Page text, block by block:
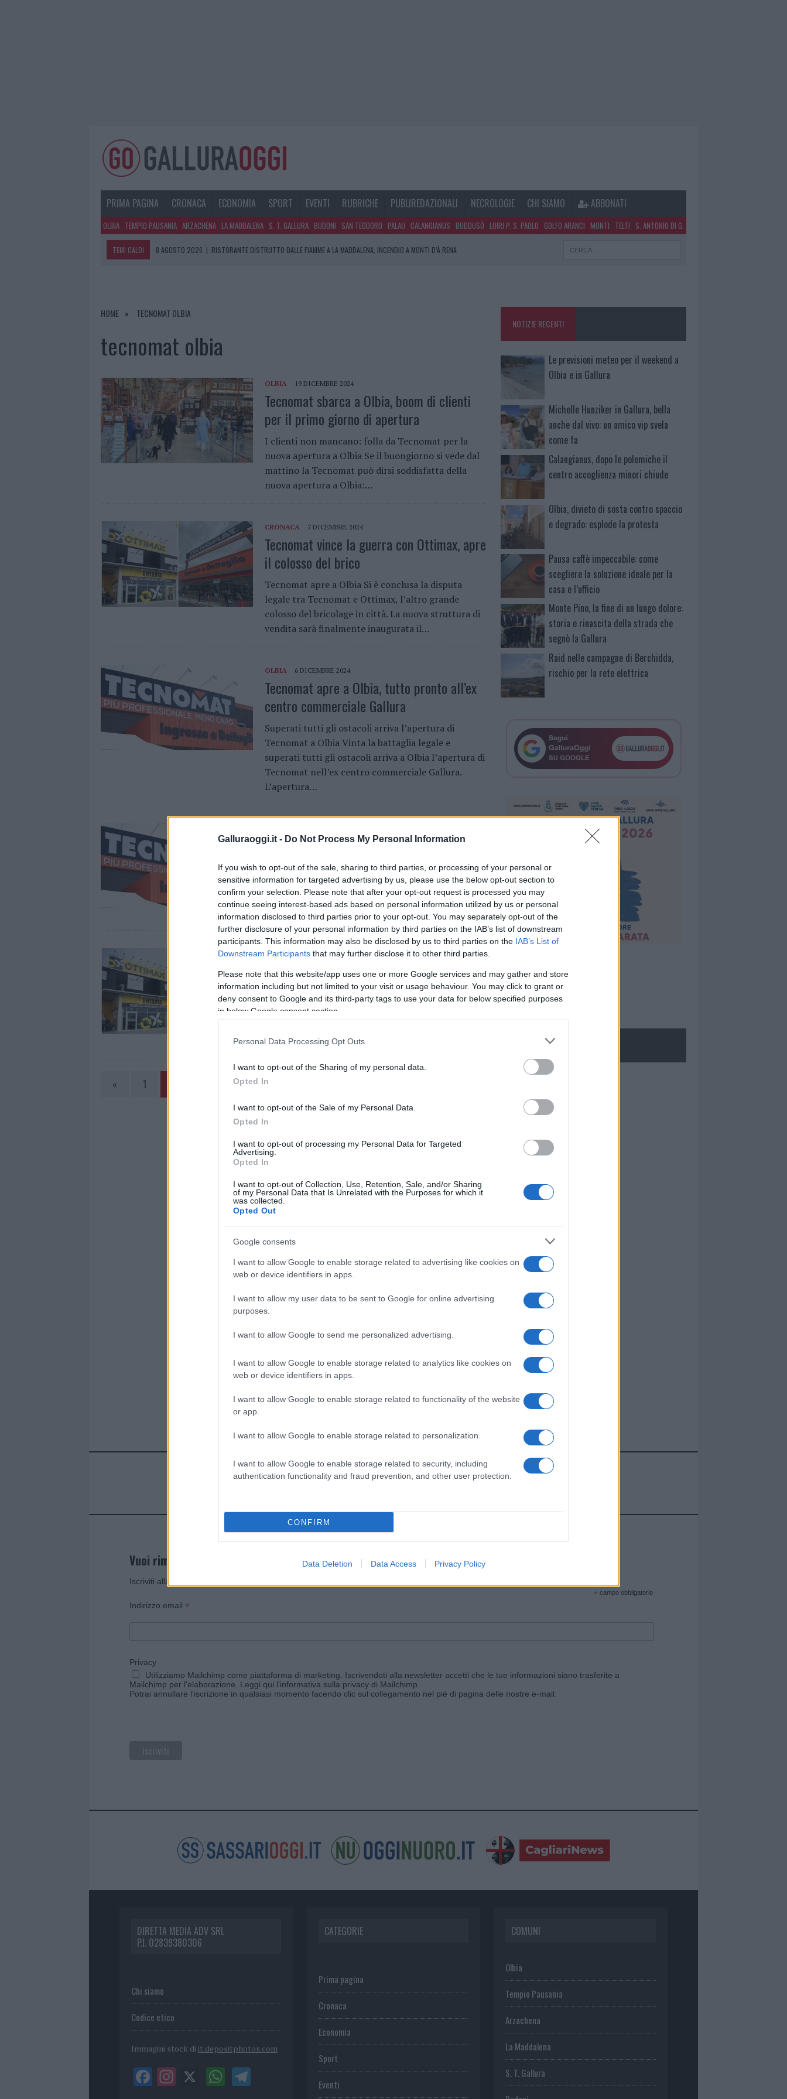
Galluraoggi.it - Do Not Process My Personal Information
If you wish to opt-out of the sale, sharing to third parties, or processing of your personal or
sensitive information for targeted advertising by us, please use the below opt-out section to
confirm your selection. Please note that after your opt-out request is processed you may
continue seeing interest-based ads based on personal information utilized by us or personal
information disclosed to third parties prior to your opt-out. You may separately opt-out of the
further disclosure of your personal information by third parties on the IAB’s list of downstream
participants. This information may also be disclosed by us to third parties on the IAB’s List of
Downstream Participants that may further disclose it to other third parties.
Please note that this website/app uses one or more Google services and may gather and store
information including but not limited to your visit or usage behaviour. You may click to grant or
deny consent to Google and its third-party tags to use your data for below specified purposes
in below Google consent section.
Personal Data Processing Opt Outs
I want to opt-out of the Sharing of my personal data.
Opted In
I want to opt-out of the Sale of my Personal Data.
Opted In
I want to opt-out of processing my Personal Data for Targeted
Advertising.
Opted In
I want to opt-out of Collection, Use, Retention, Sale, and/or Sharing
of my Personal Data that Is Unrelated with the Purposes for which it
was collected.
Opted Out
Google consents
I want to allow Google to enable storage related to advertising like cookies on
web or device identifiers in apps.
I want to allow my user data to be sent to Google for online advertising
purposes.
I want to allow Google to send me personalized advertising.
I want to allow Google to enable storage related to analytics like cookies on
web or device identifiers in apps.
I want to allow Google to enable storage related to functionality of the website
or app.
I want to allow Google to enable storage related to personalization.
I want to allow Google to enable storage related to security, including
authentication functionality and fraud prevention, and other user protection.
CONFIRM
Data Deletion Data Access Privacy Policy
PRIMA PAGINA CRONACA ECONOMIA SPORT EVENTI RUBRICHE PUBLIREDAZIONALI NECROLOGIE CHI SIAMO ABBONATI
OLBIA TEMPIO PAUSANIA ARZACHENA LA MADDALENA S. T. GALLURA BUDONI SAN TEODORO PALAU CALANGIANUS BUDDUSÒ LOIRI P. S. PAOLO GOLFO ARANCI MONTI TELTI S. ANTONIO DI G.
TEMI CALDI 8 AGOSTO 2026 | RISTORANTE DISTRUTTO DALLE FIAMME A LA MADDALENA, INCENDIO A MONTI D’À RENA
7 AGOSTO 2026 | CALANGIANUS, DOPO LE POLEMICHE IL CENTRO ACCOGLIENZA MINORI CHIUDE
HOME TECNOMAT OLBIA
tecnomat olbia
OLBIA 19 DICEMBRE 2024
Tecnomat sbarca a Olbia, boom di clienti
per il primo giorno di apertura
I clienti non mancano: folla da Tecnomat per la
nuova apertura a Olbia Se il buongiorno si vede dal
mattino la Tecnomat può dirsi soddisfatta della
nuova apertura a Olbia:…
CRONACA 7 DICEMBRE 2024
Tecnomat vince la guerra con Ottimax, apre
il colosso del brico
Tecnomat apre a Olbia Si è conclusa la disputa
legale tra Tecnomat e Ottimax, l’altro grande
colosso del bricolage in città. La nuova struttura di
vendita sarà finalmente inaugurata il…
OLBIA 6 DICEMBRE 2024
Tecnomat apre a Olbia, tutto pronto all’ex
centro commerciale Gallura
Superati tutti gli ostacoli arriva l’apertura di
Tecnomat a Olbia Vinta la battaglia legale e
superati tutti gli ostacoli arriva a Olbia l’apertura di
Tecnomat nell’ex centro commerciale Gallura.
L’apertura…
Tecnomat apre a Olbia, al via le assunzioni
Assunzioni alla Tecnomat di Olbia. Tecnomat, con
l’apertura del nuovo negozio di Olbia, annuncia che
cominciano le assunzioni del personale che andrà a
lavorare nel punto vendita. L’azienda cerca varie…
CRONACA 21 GENNAIO 2024
Tecnomat riesce a sbarcare a Olbia, attesa
per i nuovi posti di lavoro
Non ci sono più ostacoli per l’apertura di Tecnomat
via libera a MD 2000 e a Bricoman Italia per la…
« 1
NOTIZIE RECENTI
Le previsioni meteo per il weekend a
Olbia e in Gallura
Michelle Hunziker in Gallura, bella
anche dal vivo: un amico vip svela
come fa
Calangianus, dopo le polemiche il
centro accoglienza minori chiude
Olbia, divieto di sosta contro spaccio
e degrado: esplode la protesta
Pausa caffè impeccabile: come
scegliere la soluzione ideale per la
casa e l’ufficio
Monte Pino, la fine di un lungo dolore:
storia e rinascita della strada che
segnò la Gallura
Raid nelle campagne di Berchidda,
rischio per la rete elettrica
NECROLOGIE
Maria Satta
I nostri cari
Invia un Comunicato Stampa|Pubblicità|Segnala
Vuoi rimanere sempre aggiornato?
Iscriviti alla newsletter di Gallura Oggi e ricevi le nostre email periodiche contenenti le ultime notizie pubblicate sul sito web!
* campo obbligatorio
Indirizzo email *
Privacy
Utilizziamo Mailchimp come piattaforma di marketing. Iscrivendoti alla newsletter accetti che le tue informazioni siano trasferite a
Mailchimp per l'elaborazione. Leggi qui l'informativa sulla privacy di Mailchimp
Potrai annullare l'iscrizione in qualsiasi momento facendo clic sul collegamento nel piè di pagina delle nostre e-mail.
DIRETTA MEDIA ADV SRL
P.I. 02839380306
Chi siamo
Codice etico
Immagini stock di it.depositphotos.com
CATEGORIE
Prima pagina
Cronaca
Economia
Sport
Eventi
COMUNI
Olbia
Tempio Pausania
Arzachena
La Maddalena
S. T. Gallura